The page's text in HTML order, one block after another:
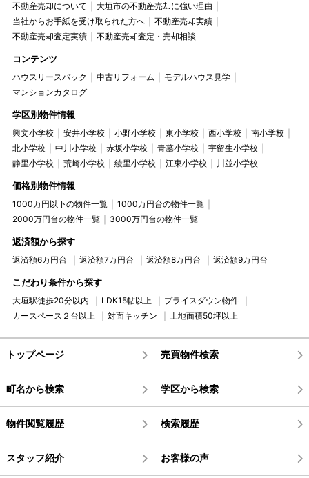
不動産売却について
大垣市の不動産売却に強い理由
当社からお手紙を受け取られた方へ
不動産売却実績
不動産売却査定実績
不動産売却査定・売却相談
コンテンツ
ハウスリースバック 中古リフォーム
モデルハウス見学
マンションカタログ
学区別物件情報
興文小学校 安井小学校 小野小学校 東小学校 西小学校
南小学校
北小学校
中川小学校 赤坂小学校 青墓小学校
宇留生小学校
静里小学校
荒崎小学校 綾里小学校 江東小学校 川並小学校
価格別物件情報
1000万円以下の物件一覧
1000万円台の物件一覧
2000万円台の物件一覧
3000万円台の物件一覧
返済額から探す
返済額6万円台 返済額7万円台 返済額8万円台 返済額9万円台
こだわり条件から探す
大垣駅徒歩20分以内 LDK15帖以上
プライスダウン物件
カースペース２台以上
対面キッチン 土地面積50坪以上
トップページ 売買物件検索
町名から検索 学区から検索
物件閲覧履歴 検索履歴
スタッフ紹介 お客様の声